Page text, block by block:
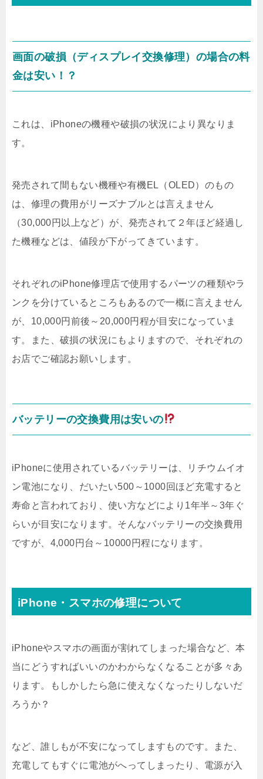
画面の破損（ディスプレイ交換修理）の場合の料
金は安い！？
これは、iPhoneの機種や破損の状況により異なりま
す。
発売されて間もない機種や有機EL（OLED）のもの
は、修理の費用がリーズナブルとは言えません
（30,000円以上など）が、発売されて２年ほど経過し
た機種などは、値段が下がってきています。
それぞれのiPhone修理店で使用するパーツの種類やラ
ンクを分けているところもあるので一概に言えません
が、10,000円前後～20,000円程が目安になっていま
す。また、破損の状況にもよりますので、それぞれの
お店でご確認お願いします。
バッテリーの交換費用は安いの
iPhoneに使用されているバッテリーは、リチウムイオ
ン電池になり、だいたい500～1000回ほど充電すると
寿命と言われており、使い方などにより1年半～3年ぐ
らいが目安になります。そんなバッテリーの交換費用
ですが、4,000円台～10000円程になります。
iPhone・スマホの修理について
iPhoneやスマホの画面が割れてしまった場合など、本
当にどうすればいいのかわからなくなることが多々あ
ります。もしかしたら急に使えなくなったりしないだ
ろうか？
など、誰しもが不安になってしますものです。また、
充電してもすぐに電池がへってしまったり、電源が入